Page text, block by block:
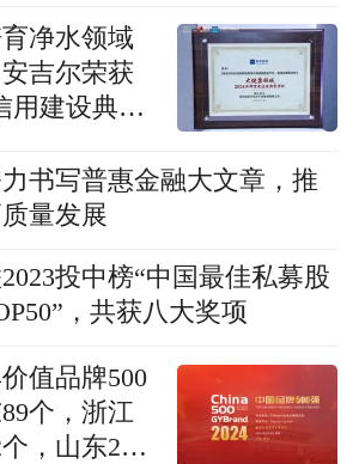
净水领域
吉尔荣获
用建设典型
书写普惠金融大文章，推
量发展
投中榜“中国最佳私募股
，共获八大奖项
值品牌500
个，浙江
，山东29